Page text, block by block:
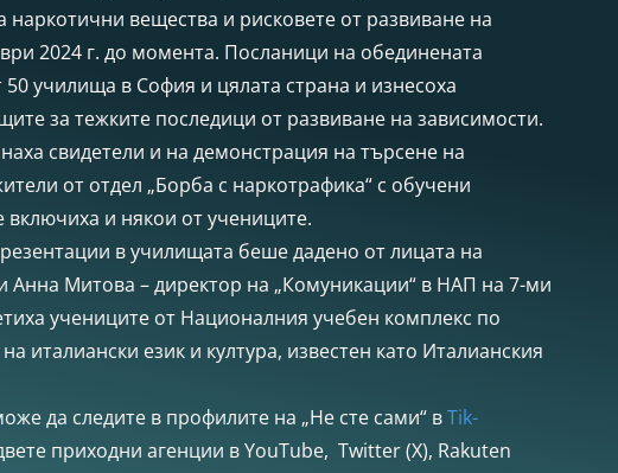
наркотични вещества и рисковете от развиване на
2024 г. до момента. Посланици на обединената
училища в София и цялата страна и изнесоха
за тежките последици от развиване на зависимости.
свидетели и на демонстрация на търсене на
от отдел „Борба с наркотрафика“ с обучени
включиха и някои от учениците.
в училищата беше дадено от лицата на
Анна Митова – директор на „Комуникации“ в НАП на 7-ми
учениците от Националния учебен комплекс по
италиански език и култура, известен като Италианския
да следите в профилите на „Не сте сами“ вTik-
приходни агенции в YouTube, Twitter (Х), Rakuten